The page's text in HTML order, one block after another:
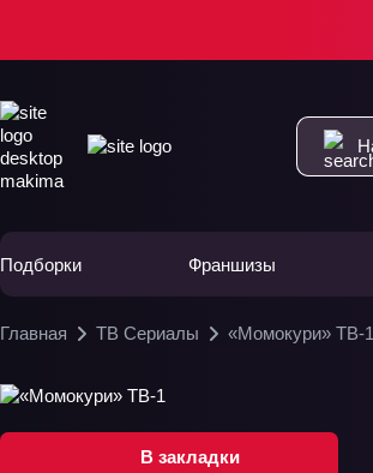
Подборки Франшизы
Главная ТВ Сериалы «Момокури» ТВ-1
В закладки